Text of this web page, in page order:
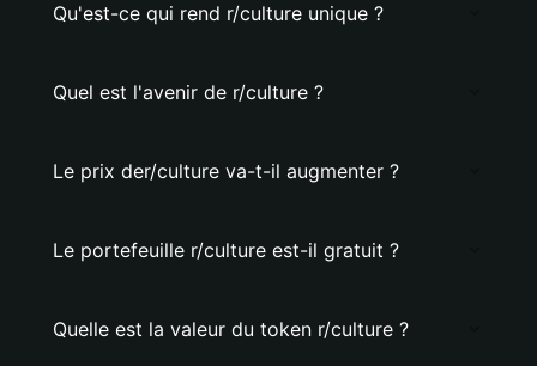
Qu'est-ce qui rend r/culture unique ?
Quel est l'avenir de r/culture ?
Le prix der/culture va-t-il augmenter ?
Le portefeuille r/culture est-il gratuit ?
Quelle est la valeur du token r/culture ?